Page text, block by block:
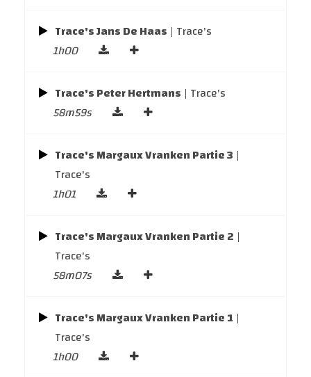
Trace's Jans De Haas | Trace's
1h00
Trace's Peter Hertmans | Trace's
58m59s
Trace's Margaux Vranken Partie 3 |
Trace's
1h01
Trace's Margaux Vranken Partie 2 |
Trace's
58m07s
Trace's Margaux Vranken Partie 1 |
Trace's
1h00